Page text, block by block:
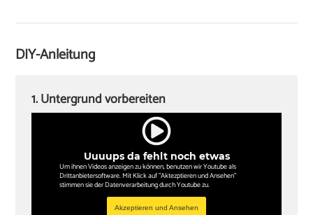
Winkel
Stichsäge und Kappsäge
DIY-Anleitung
Uuuups da fehlt noch etwas
Um ihnen Videos anzeigen zu können, benutzen wir Youtube als
Drittanbietersoftware. Mit Klick auf "Aktezptieren und Ansehen"
stimmen sie der Datenverarbeitung durch Youtube zu.
Akzeptieren und Ansehen
1. Untergrund vorbereiten